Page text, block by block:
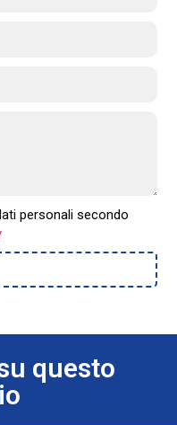
personali secondo
questo